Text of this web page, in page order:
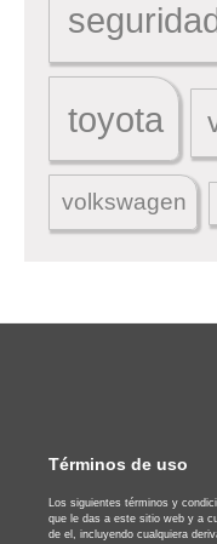
seguridad
toyota
volkswagen
Términos de uso
Los siguientes términos y
que le das a este sitio web y a
de el, incluyendo cualquiera